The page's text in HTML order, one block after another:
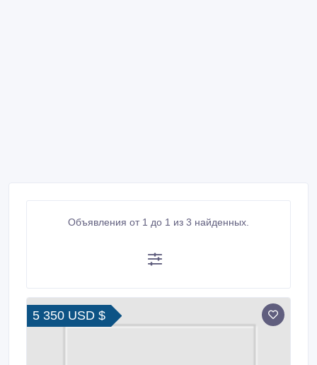
Объявления от 1 до 1 из 3 найденных.
5 350 USD $